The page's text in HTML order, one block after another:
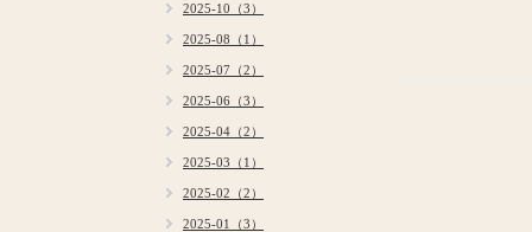
2025-10（3）
2025-08（1）
2025-07（2）
2025-06（3）
2025-04（2）
2025-03（1）
2025-02（2）
2025-01（3）